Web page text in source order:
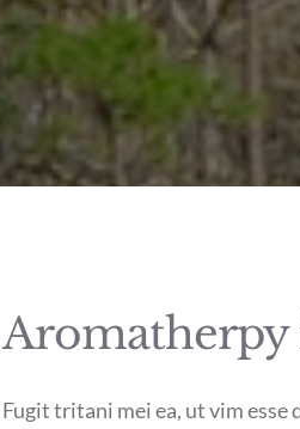
Aromatherpy
Fugit tritani mei ea, ut vim esse